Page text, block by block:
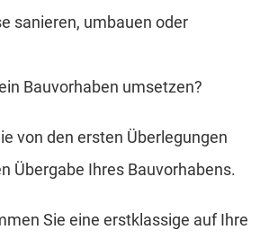
sanieren, umbauen oder
Bauvorhaben umsetzen?
von den ersten Überlegungen
Übergabe Ihres Bauvorhabens.
Sie eine erstklassige auf Ihre